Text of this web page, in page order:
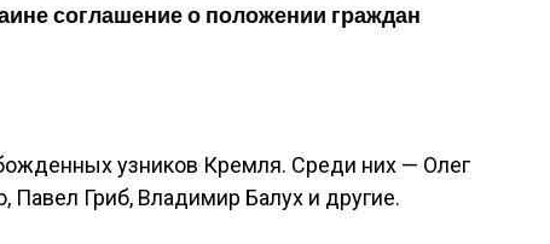
соглашение о положении граждан
узников Кремля. Среди них — Олег
Павел Гриб, Владимир Балух и другие.